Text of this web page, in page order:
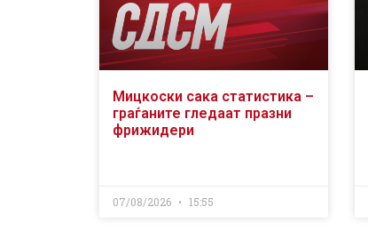
Мицкоски сака статистика –
граѓаните гледаат празни
фрижидери
07/08/2026 15:55